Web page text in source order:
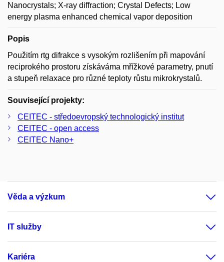
Nanocrystals; X-ray diffraction; Crystal Defects; Low
energy plasma enhanced chemical vapor deposition
Popis
Použitím rtg difrakce s vysokým rozlišením při mapování
reciprokého prostoru získáváma mřížkové parametry, pnutí
a stupeň relaxace pro různé teploty růstu mikrokrystalů.
Související projekty:
CEITEC - středoevropský technologický institut
CEITEC - open access
CEITEC Nano+
Věda a výzkum
IT služby
Kariéra